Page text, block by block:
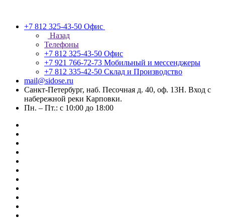
+7 812 325-43-50 Офис
Назад
Телефоны
+7 812 325-43-50 Офис
+7 921 766-72-73 Мобильный и мессенджеры
+7 812 335-42-50 Склад и Производство
mail@sidose.ru
Санкт-Петербург, наб. Песочная д. 40, оф. 13Н. Вход с
набережной реки Карповки.
Пн. – Пт.: с 10:00 до 18:00